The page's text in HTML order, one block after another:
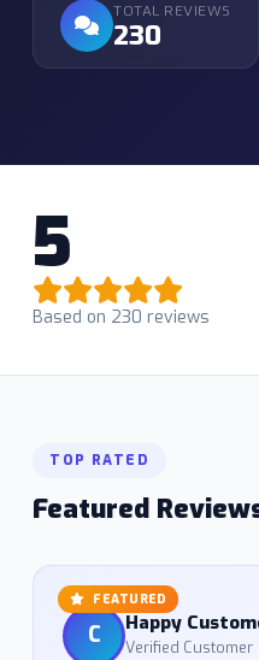
TOTAL REVIEWS
230
5
Based on 230 reviews
TOP RATED
Featured
FEATURED
C Happy
Verified Customer